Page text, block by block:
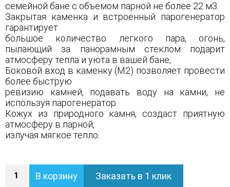
семейной бане с объемом парной не более 22 м3.
Закрытая каменка и встроенный парогенератор
гарантирует
большое количество легкого пара, огонь,
пылающий за панорамным стеклом подарит
атмосферу тепла и уюта в вашей бане,
Боковой вход в каменку (М2) позволяет провести
более быструю
ревизию камней, подавать воду на камни, не
используя парогенератор.
Кожух из природного камня, создаст приятную
атмосферу в парной,
излучая мягкое тепло.
Печь
В корзину Заказать в 1 клик